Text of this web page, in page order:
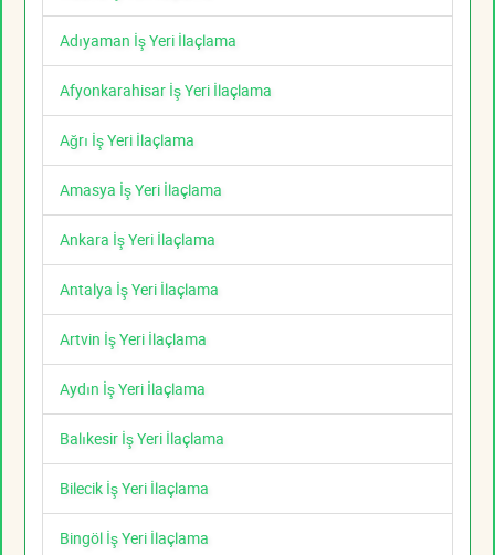
Adıyaman İş Yeri İlaçlama
Afyonkarahisar İş Yeri İlaçlama
Ağrı İş Yeri İlaçlama
Amasya İş Yeri İlaçlama
Ankara İş Yeri İlaçlama
Antalya İş Yeri İlaçlama
Artvin İş Yeri İlaçlama
Aydın İş Yeri İlaçlama
Balıkesir İş Yeri İlaçlama
Bilecik İş Yeri İlaçlama
Bingöl İş Yeri İlaçlama